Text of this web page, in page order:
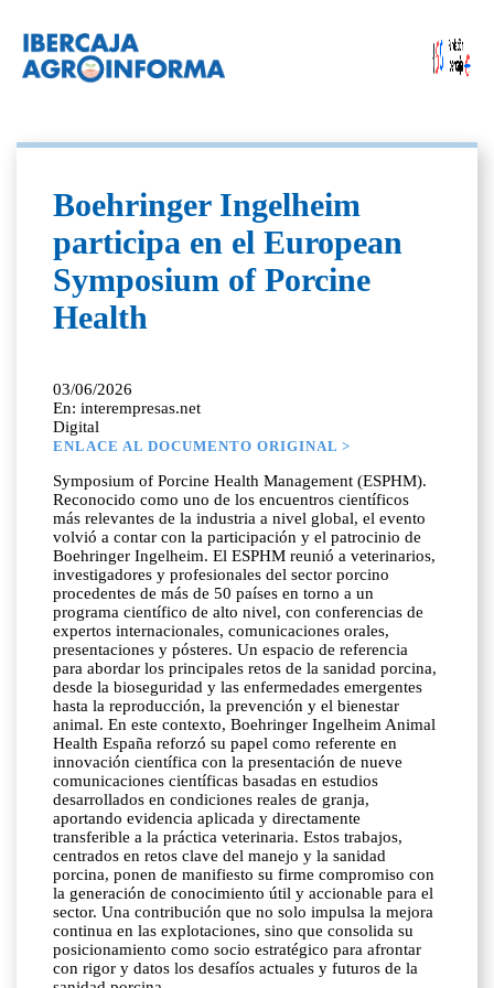
Boehringer Ingelheim
participa en el European
Symposium of Porcine
Health
03/06/2026
En: interempresas.net
Digital
ENLACE AL DOCUMENTO ORIGINAL >
Symposium of Porcine Health Management (ESPHM).
Reconocido como uno de los encuentros científicos
más relevantes de la industria a nivel global, el evento
volvió a contar con la participación y el patrocinio de
Boehringer Ingelheim. El ESPHM reunió a veterinarios,
investigadores y profesionales del sector porcino
procedentes de más de 50 países en torno a un
programa científico de alto nivel, con conferencias de
expertos internacionales, comunicaciones orales,
presentaciones y pósteres. Un espacio de referencia
para abordar los principales retos de la sanidad porcina,
desde la bioseguridad y las enfermedades emergentes
hasta la reproducción, la prevención y el bienestar
animal. En este contexto, Boehringer Ingelheim Animal
Health España reforzó su papel como referente en
innovación científica con la presentación de nueve
comunicaciones científicas basadas en estudios
desarrollados en condiciones reales de granja,
aportando evidencia aplicada y directamente
transferible a la práctica veterinaria. Estos trabajos,
centrados en retos clave del manejo y la sanidad
porcina, ponen de manifiesto su firme compromiso con
la generación de conocimiento útil y accionable para el
sector. Una contribución que no solo impulsa la mejora
continua en las explotaciones, sino que consolida su
posicionamiento como socio estratégico para afrontar
con rigor y datos los desafíos actuales y futuros de la